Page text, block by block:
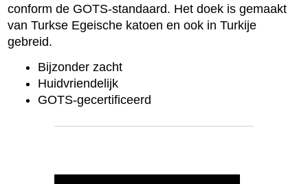
conform de GOTS-standaard. Het doek is gemaakt
van Turkse Egeische katoen en ook in Turkije
gebreid.
Bijzonder zacht
Huidvriendelijk
GOTS-gecertificeerd